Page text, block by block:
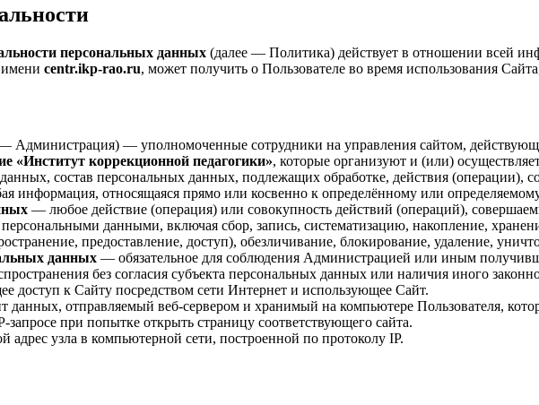
персональных данных (далее — Политика) действует в отношении всей
centr.ikp-rao.ru, может получить о Пользователе во время использования
Администрация) — уполномоченные сотрудники на управления сайтом,
«Институт коррекционной педагогики», которые организуют и (или)
состав персональных данных, подлежащих обработке, действия (операции),
информация, относящаяся прямо или косвенно к определённому или
— любое действие (операция) или совокупность действий (операций),
персональными данными, включая сбор, запись, систематизацию, накопление,
предоставление, доступ), обезличивание, блокирование, удаление,
данных — обязательное для соблюдения Администрацией или иным
без согласия субъекта персональных данных или наличия иного
доступ к Сайту посредством сети Интернет и использующее Сайт.
отправляемый веб-сервером и хранимый на компьютере Пользователя,
запросе при попытке открыть страницу соответствующего сайта.
адрес узла в компьютерной сети, построенной по протоколу IP.